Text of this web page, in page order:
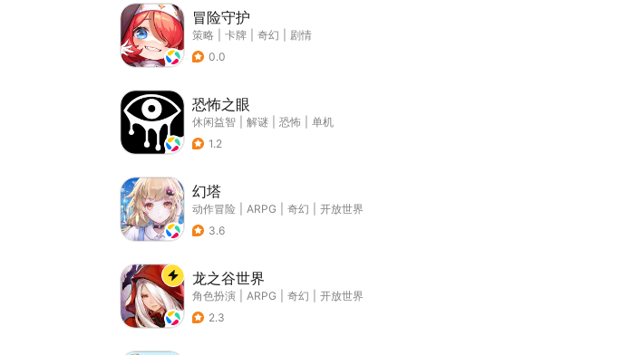
冒险守护
策略 卡牌 奇幻
剧情
0.0
恐怖之眼
休闲益智 解谜 恐怖
单机
1.2
幻塔
动作冒险 ARPG 奇幻
开放世界
3.6
龙之谷世界
角色扮演 ARPG 奇幻
开放世界
2.3